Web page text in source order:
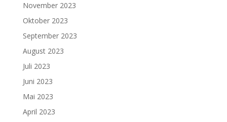
November 2023
Oktober 2023
September 2023
August 2023
Juli 2023
Juni 2023
Mai 2023
April 2023